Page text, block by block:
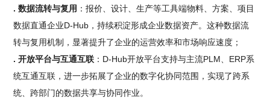
. 数据流转与复用 ：报价、设计、生产等工具端物料、方案、项目
数据直通企业D-Hub，持续积淀形成企业数据资产。这种数据流
转与复用机制，显著提升了企业的运营效率和市场响应速度；
. 开放平台与互通互联 ：D-Hub开放平台支持与主流PLM、ERP系
统互通互联，进一步拓展了企业的数字化协同范围，实现了跨系
统、跨部门的数据共享与协同作业。